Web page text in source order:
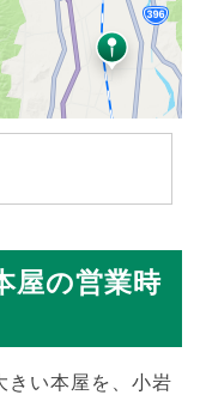
屋の営業時
きい本屋を、小岩